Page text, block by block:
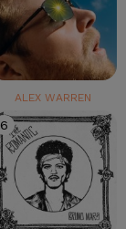
ALEX WARREN
6